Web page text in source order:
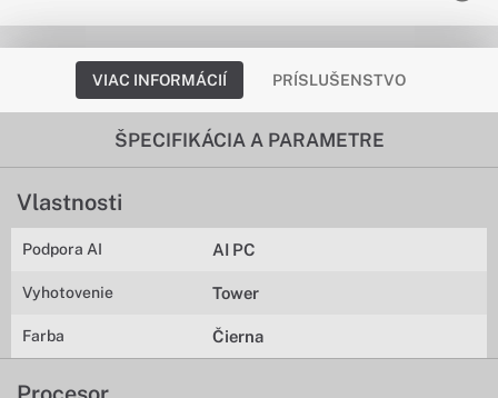
VIAC INFORMÁCIÍ PRÍSLUŠENSTVO
ŠPECIFIKÁCIA A PARAMETRE
Vlastnosti
Podpora AI AI PC
Vyhotovenie Tower
Farba Čierna